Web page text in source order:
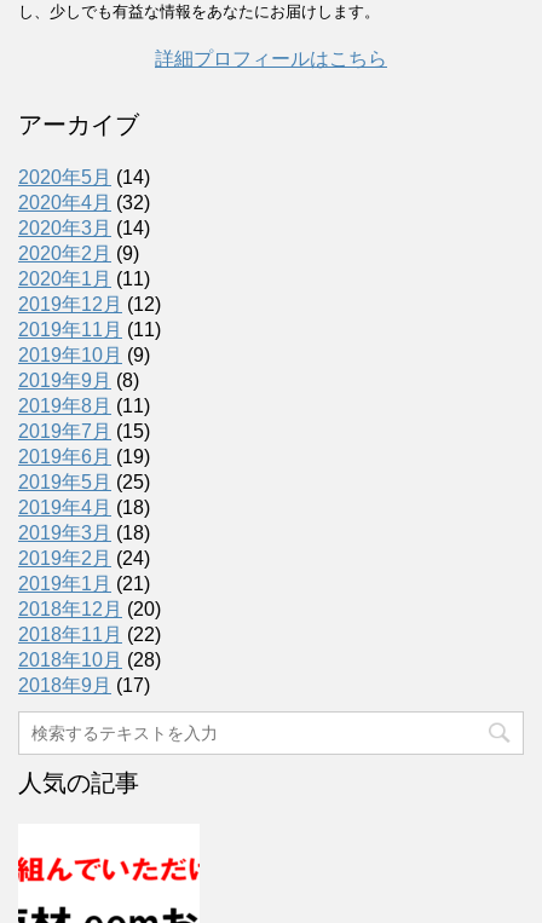
し、少しでも有益な情報をあなたにお届けします。
詳細プロフィールはこちら
アーカイブ
2020年5月 (14)
2020年4月 (32)
2020年3月 (14)
2020年2月 (9)
2020年1月 (11)
2019年12月 (12)
2019年11月 (11)
2019年10月 (9)
2019年9月 (8)
2019年8月 (11)
2019年7月 (15)
2019年6月 (19)
2019年5月 (25)
2019年4月 (18)
2019年3月 (18)
2019年2月 (24)
2019年1月 (21)
2018年12月 (20)
2018年11月 (22)
2018年10月 (28)
2018年9月 (17)
人気の記事